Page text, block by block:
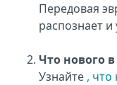
Передовая
распознает
Что нового в
Узнайте , что